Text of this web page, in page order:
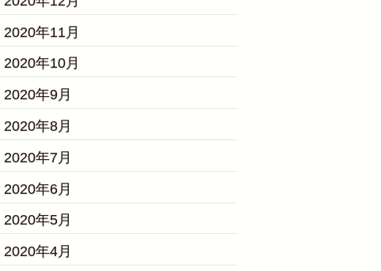
2020年11月
2020年10月
2020年9月
2020年8月
2020年7月
2020年6月
2020年5月
2020年4月